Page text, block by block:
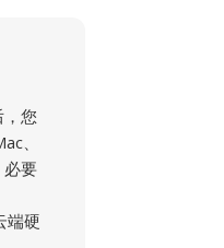
您
、
要
端硬